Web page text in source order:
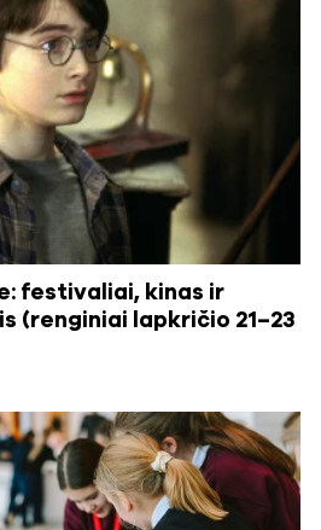
festivaliai, kinas ir
(renginiai lapkričio 21–23